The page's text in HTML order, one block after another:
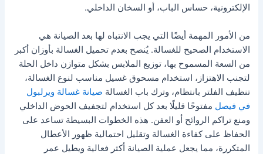
الإلكترونية، حساس الباب، أو السخان الداخلي.
من الأمور المهمة أيضًا التي يجب الانتباه لها بعد الصيانة هي
الاستخدام الصحيح للغسالة. يُنصح بعدم تحميل الغسالة بأوزان أكبر
من السعة المسموح بها، توزيع الملابس بشكل متوازن داخل الحلة
لتجنب الاهتزاز، استخدام مسحوق غسيل مناسب لنوع الغسالة،
تنظيف الفلتر بانتظام، وترك باب الغسالة صيانة غسالة ويرلبول
في فيصل مفتوحًا قليلًا بعد كل استخدام لتجفيف الحوض الداخلي
ومنع تراكم الروائح أو العفن. هذه الخطوات البسيطة تساعد على
الحفاظ على كفاءة الغسالة وتقليل احتمالية ظهور الأعطال
المتكررة، مما يجعل عملية الصيانة أكثر فعالية ويطيل عمر